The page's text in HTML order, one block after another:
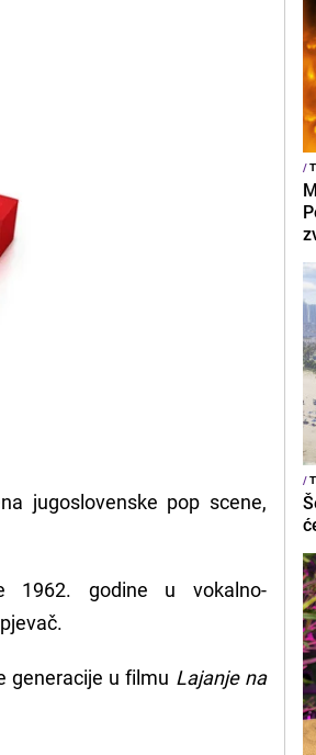
jugoslovenske pop scene,
1962. godine u vokalno-
generacije u filmu Lajanje na
/
/